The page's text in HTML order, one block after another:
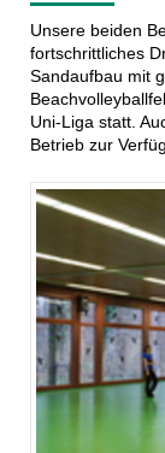
Unsere beiden
fortschrittliches
Sandaufbau mit
Uni-Liga statt.
Betrieb zur